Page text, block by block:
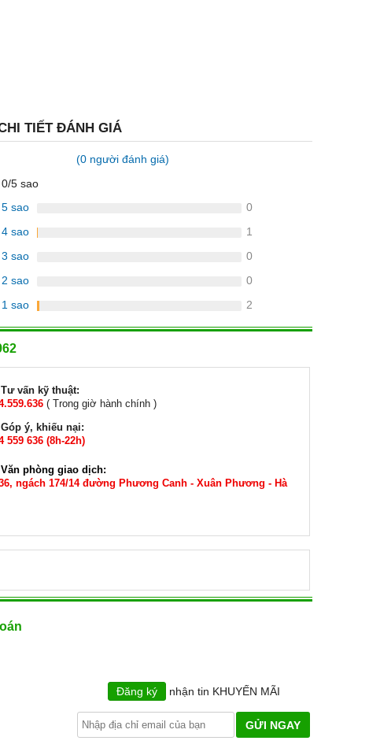
TIẾT ĐÁNH GIÁ
(0 người đánh giá)
0/5 sao
5 sao
0
4 sao
1
3 sao
0
2 sao
0
1 sao
2
Tư vấn kỹ thuật:
( Trong giờ hành chính )
Góp ý, khiếu nại:
559 636 (8h-22h)
Văn phòng giao dịch:
ngách 174/14 đường Phương Canh - Xuân Phương - Hà
Đăng ký nhận tin KHUYẾN MÃI
GỬI NGAY